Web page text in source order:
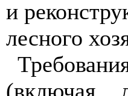
и
лесного
Требовани
(включая